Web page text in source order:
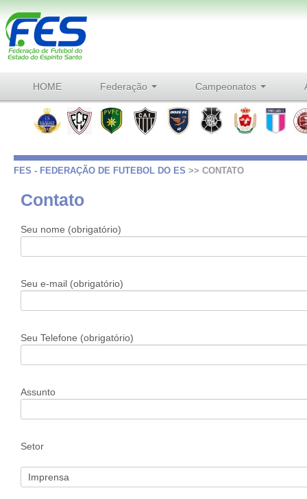
HOME Federação Campeonatos
FES - FEDERAÇÃO DE FUTEBOL DO ES >> CONTATO
Contato
Seu nome (obrigatório)
Seu e-mail (obrigatório)
Seu Telefone (obrigatório)
Assunto
Setor